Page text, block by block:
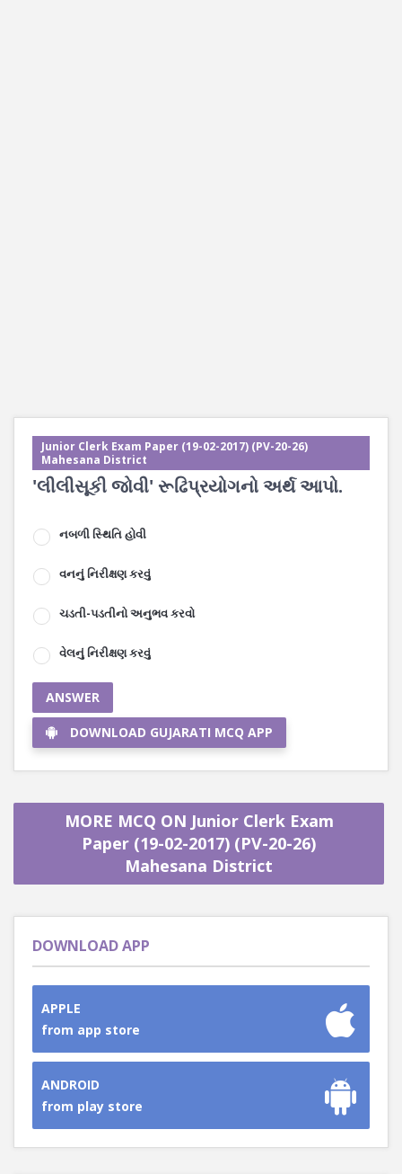
Junior Clerk Exam Paper (19-02-2017) (PV-20-26)
Mahesana District
'લીલીસૂકી જોવી' રૂઢિપ્રયોગનો અર્થ આપો.
નબળી સ્થિતિ હોવી
વનનું નિરીક્ષણ કરવું
ચડતી-પડતીનો અનુભવ કરવો
વેલનું નિરીક્ષણ કરવું
ANSWER
DOWNLOAD GUJARATI MCQ APP
MORE MCQ ON Junior Clerk Exam
Paper (19-02-2017) (PV-20-26)
Mahesana District
DOWNLOAD APP
APPLE
from app store
ANDROID
from play store